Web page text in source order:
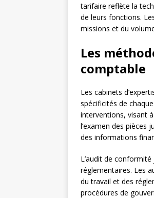
tarifaire reflète la
de leurs fonctions.
missions et du
Les
comptable
Les cabinets
spécificités de
interventions, visant
l’examen des pièces
des informations
L’audit de
réglementaires. Les
du travail et des
procédures de